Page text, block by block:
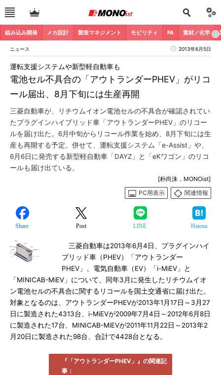
組み込み開発 メカ設計 製造マネジメント モビリティ FA 素材／化学
ニュース 2013年6月5日
電池セル不具合の「アウトランダーPHEV」がリコ
ール届出、8月下旬には生産再開
運転支援システムや新型軽自動車も
三菱自動車が、リチウムイオン電池セルの不具合が確認されてい
たプラグインハイブリッド車「アウトランダーPHEV」のリコー
ルを届け出た。6月中旬からリコール作業を始め、8月下旬には生
産も再開する予定。併せて、運転支援システム「e-Assist」や、
6月6日に発売する新型軽自動車「DAYZ」と「eKワゴン」のリコ
ールも届け出ている。
[朴尚洙，MONOist]
PC用表示
関連情報
Share Post LINE Hatena
三菱自動車は2013年6月4日、プラグインハイ
ブリッド車（PHEV）「アウトランダー
PHEV」、電気自動車（EV）「i-MiEV」と
「MINICAB-MiEV」について、同年3月に発生したリチウムイオ
ン電池セルの不具合に関するリコールを国土交通省に届け出た。
対象となるのは、アウトランダーPHEVが2013年1月17日～3月27
日に製造された4313台、i-MiEVが2009年7月4日～2012年6月8日
に製造された17台、MINICAB-MiEVが2011年11月22日～2013年2
月20日に製造された98台、合計で4428台となる。
『「アウトランダーPHEV」』の関連記
事：